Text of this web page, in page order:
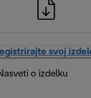
svoj
o izdelku